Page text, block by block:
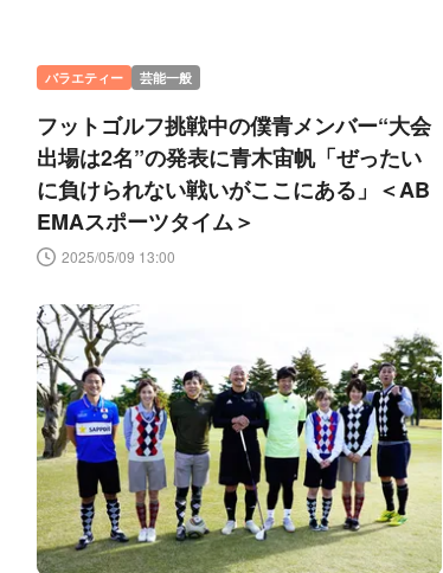
バラエティー 芸能一般
フットゴルフ挑戦中の僕青メンバー“大会
出場は2名”の発表に青木宙帆「ぜったい
に負けられない戦いがここにある」＜AB
EMAスポーツタイム＞
2025/05/09 13:00